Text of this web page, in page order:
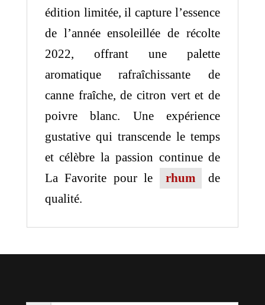
édition limitée, il capture l’essence
de l’année ensoleillée de récolte
2022, offrant une palette
aromatique rafraîchissante de
canne fraîche, de citron vert et de
poivre blanc. Une expérience
gustative qui transcende le temps
et célèbre la passion continue de
La Favorite pour le
rhum
de
qualité.